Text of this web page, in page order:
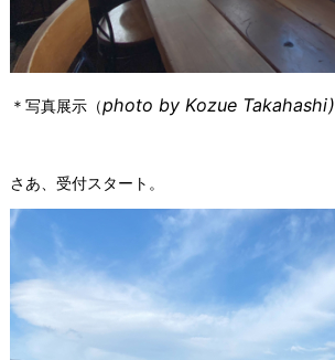
＊写真展示（photo by Kozue Takahashi)
さあ、受付スタート。